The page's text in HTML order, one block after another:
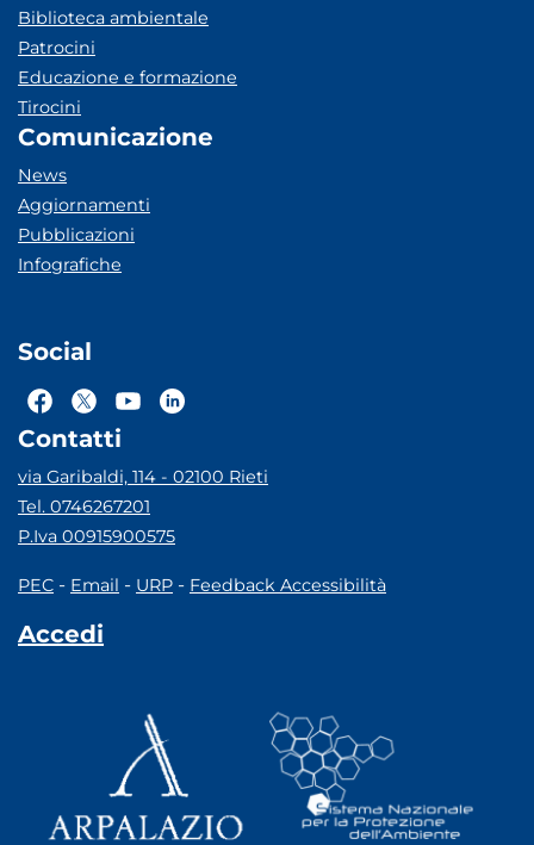
Biblioteca ambientale
Patrocini
Educazione e formazione
Tirocini
Comunicazione
News
Aggiornamenti
Pubblicazioni
Infografiche
Social
Contatti
via Garibaldi, 114 - 02100 Rieti
Tel. 0746267201
P.Iva 00915900575
PEC - Email - URP - Feedback Accessibilità
Accedi